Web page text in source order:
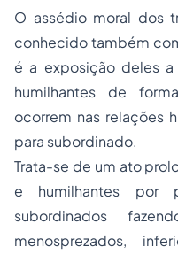
O assédio moral dos
conhecido também
é a exposição deles a
humilhantes de
ocorrem nas relações
para subordinado.
Trata-se de um ato
e humilhantes por
subordinados
menosprezados,